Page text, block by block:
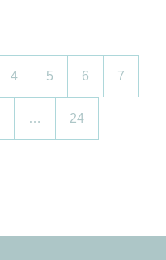
4 5 6 7
… 24